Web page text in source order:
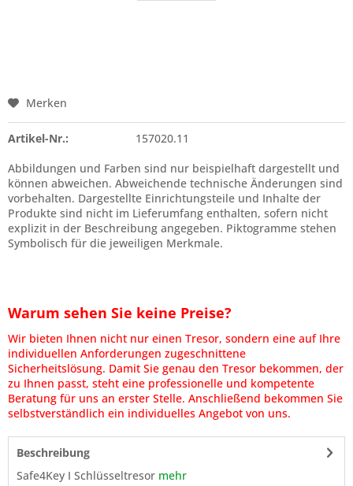
Merken
Artikel-Nr.:
157020.11
Abbildungen und Farben sind nur beispielhaft dargestellt und
können abweichen. Abweichende technische Änderungen sind
vorbehalten. Dargestellte Einrichtungsteile und Inhalte der
Produkte sind nicht im Lieferumfang enthalten, sofern nicht
explizit in der Beschreibung angegeben. Piktogramme stehen
Symbolisch für die jeweiligen Merkmale.
Warum sehen Sie keine Preise?
Wir bieten Ihnen nicht nur einen Tresor, sondern eine auf Ihre
individuellen Anforderungen zugeschnittene
Sicherheitslösung. Damit Sie genau den Tresor bekommen, der
zu Ihnen passt, steht eine professionelle und kompetente
Beratung für uns an erster Stelle. Anschließend bekommen Sie
selbstverständlich ein individuelles Angebot von uns.
Beschreibung
Safe4Key I Schlüsseltresor mehr